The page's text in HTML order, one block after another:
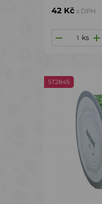
42 Kč s DPH
ks
ST2845